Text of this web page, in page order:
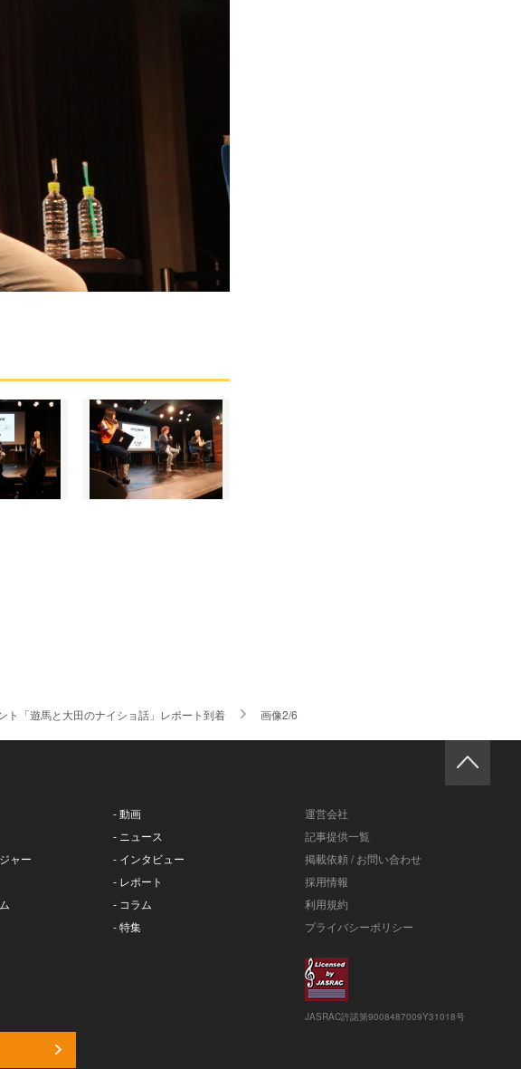
ト「遊馬と大田のナイショ話」レポート到着
画像2/6
ャー
- 動画
- ニュース
- インタビュー
- レポート
- コラム
- 特集
運営会社
記事提供一覧
掲載依頼 / お問い合わせ
採用情報
利用規約
プライバシーポリシー
JASRAC許諾第9008487009Y31018号